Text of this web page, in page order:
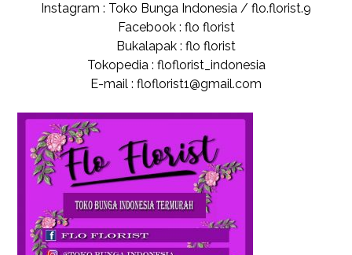
Instagram : Toko Bunga Indonesia / flo.florist.9
Facebook : flo florist
Bukalapak : flo florist
Tokopedia : floflorist_indonesia
E-mail : floflorist1@gmail.com